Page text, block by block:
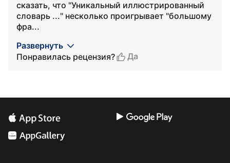
сказать, что "Уникальный иллюстрированный
словарь ..." несколько проигрывает "большому
фра...
Развернуть
Понравилась рецензия?
Да